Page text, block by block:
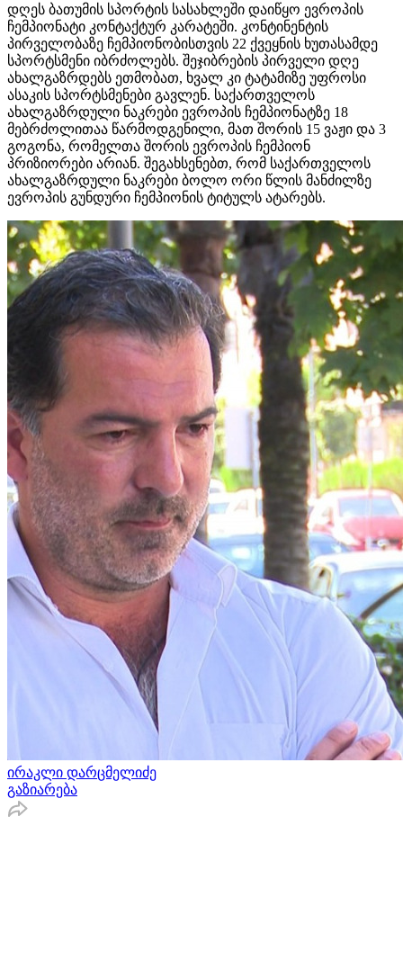
დღეს ბათუმის სპორტის სასახლეში დაიწყო ევროპის
ჩემპიონატი კონტაქტურ კარატეში. კონტინენტის
პირველობაზე ჩემპიონობისთვის 22 ქვეყნის ხუთასამდე
სპორტსმენი იბრძოლებს. შეჯიბრების პირველი დღე
ახალგაზრდებს ეთმობათ, ხვალ კი ტატამიზე უფროსი
ასაკის სპორტსმენები გავლენ. საქართველოს
ახალგაზრდული ნაკრები ევროპის ჩემპიონატზე 18
მებრძოლითაა წარმოდგენილი, მათ შორის 15 ვაჟი და 3
გოგონა, რომელთა შორის ევროპის ჩემპიონ
პრიზიორები არიან. შეგახსენებთ, რომ საქართველოს
ახალგაზრდული ნაკრები ბოლო ორი წლის მანძილზე
ევროპის გუნდური ჩემპიონის ტიტულს ატარებს.
ირაკლი დარცმელიძე
გაზიარება